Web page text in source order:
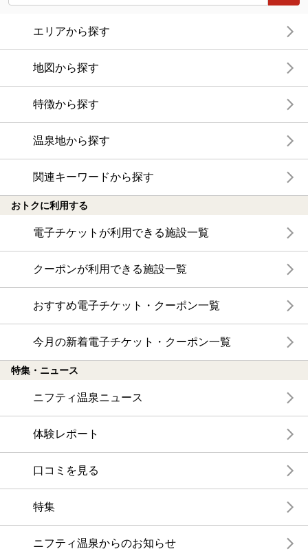
エリアから探す
地図から探す
特徴から探す
温泉地から探す
関連キーワードから探す
おトクに利用する
電子チケットが利用できる施設一覧
クーポンが利用できる施設一覧
おすすめ電子チケット・クーポン一覧
今月の新着電子チケット・クーポン一覧
特集・ニュース
ニフティ温泉ニュース
体験レポート
口コミを見る
特集
ニフティ温泉からのお知らせ